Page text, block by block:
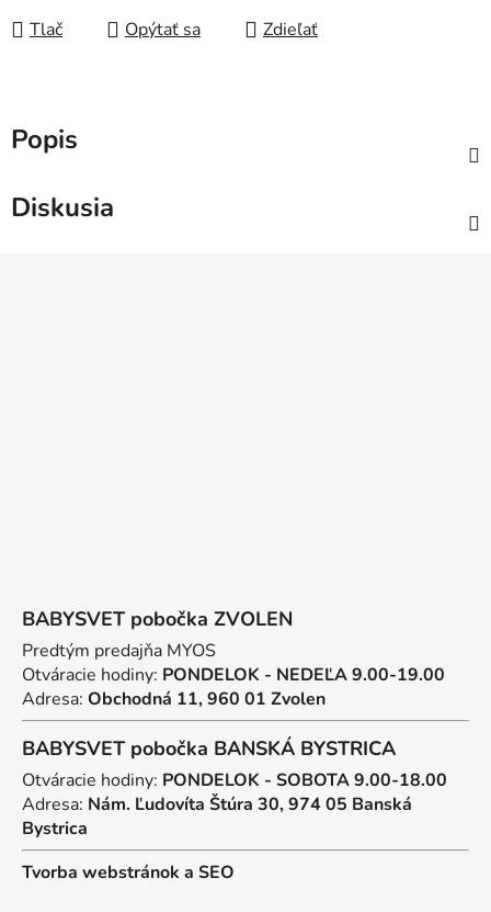
Tlač Opýtať sa Zdieľať
Popis
Diskusia
BABYSVET pobočka ZVOLEN
Predtým predajňa MYOS
Otváracie hodiny: PONDELOK - NEDEĽA 9.00-19.00
Adresa: Obchodná 11, 960 01 Zvolen
BABYSVET pobočka BANSKÁ BYSTRICA
Otváracie hodiny: PONDELOK - SOBOTA 9.00-18.00
Adresa: Nám. Ľudovíta Štúra 30, 974 05 Banská
Bystrica
Tvorba webstránok a SEO